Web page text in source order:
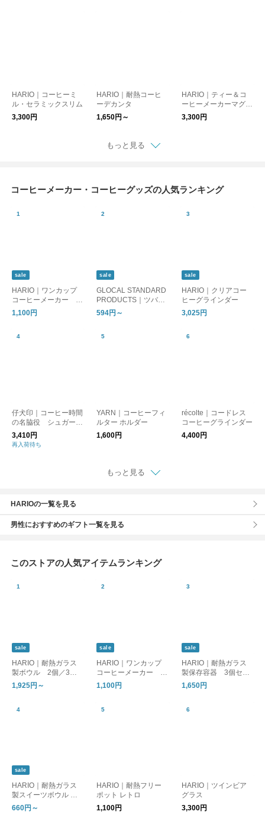
HARIO｜コーヒーミ
ル・セラミックスリム
3,300円
HARIO｜耐熱コーヒ
ーデカンタ
1,650円～
HARIO｜ティー＆コ
ーヒーメーカーマグ
［母の日/ギフト］
3,300円
もっと見る
コーヒーメーカー・コーヒーグッズの人気ランキング
sale
HARIO｜ワンカップ
コーヒーメーカー B
ATON ［母の日/ギフ
ト］
1,100円
sale
GLOCAL STANDARD
PRODUCTS｜ツバメ
キャニスター (シルバ
594円～
sale
HARIO｜クリアコー
ヒーグラインダー
3,025円
仔犬印｜コーヒー時間
の名脇役 シュガーポ
ット
3,410円
再入荷待ち
YARN｜コーヒーフィ
ルター ホルダー
1,600円
récolte｜コードレス
コーヒーグラインダー
4,400円
もっと見る
HARIOの一覧を見る
男性におすすめのギフト一覧を見る
このストアの人気アイテムランキング
sale
HARIO｜耐熱ガラス
製ボウル 2個／3個
セット
1,925円～
sale
HARIO｜ワンカップ
コーヒーメーカー B
ATON ［母の日/ギフ
ト］
1,100円
sale
HARIO｜耐熱ガラス
製保存容器 3個セッ
ト
1,650円
sale
HARIO｜耐熱ガラス
製スイーツボウル 単
品／4個セット
660円～
HARIO｜耐熱フリー
ポット レトロ
1,100円
HARIO｜ツインビア
グラス
3,300円